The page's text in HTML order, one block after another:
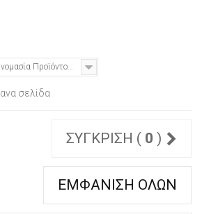
Ονομασία Προϊόντος: Α έως το Ω
ανα σελίδα
ΣΎΓΚΡΙΣΗ ( 0 )
ΕΜΦΆΝΙΣΗ ΌΛΩΝ